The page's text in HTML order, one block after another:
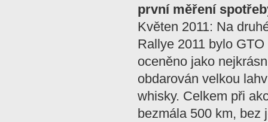
první měření
Květen 2011: Na
Rallye 2011 bylo
oceněno jako
obdarován velkou
whisky. Celkem při
bezmála 500 km, bez